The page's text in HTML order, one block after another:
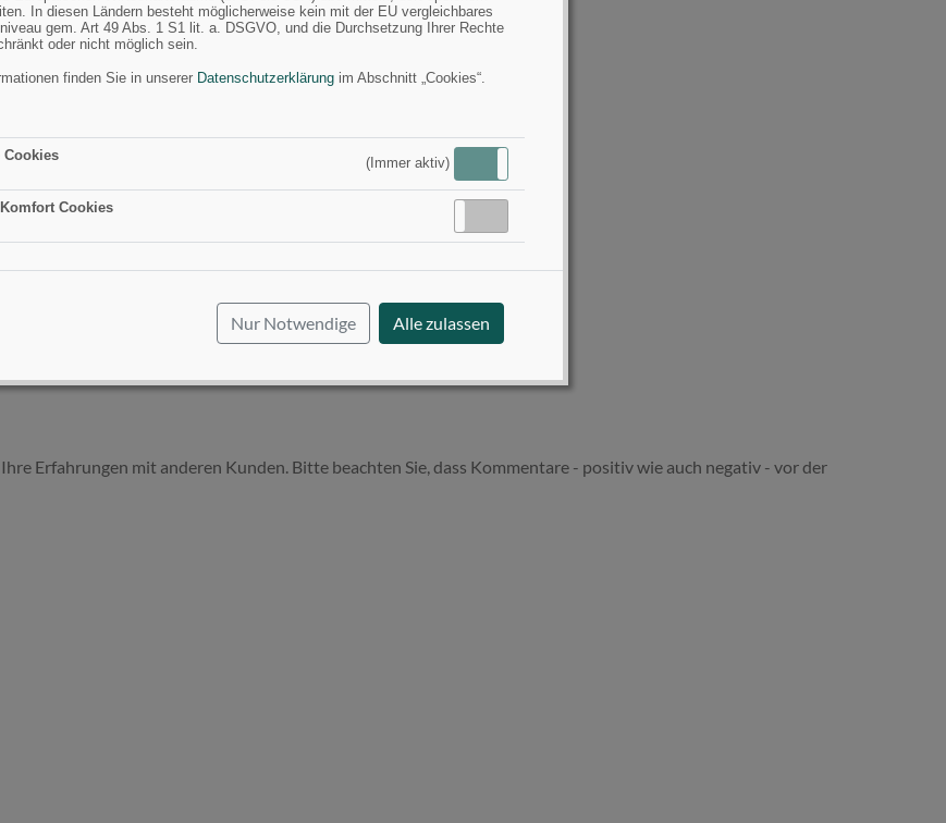
In diesen Ländern besteht möglicherweise kein mit der EU vergleichbares
gem. Art 49 Abs. 1 S1 lit. a. DSGVO, und die Durchsetzung Ihrer Rechte
oder nicht möglich sein.
finden Sie in unserer Datenschutzerklärung im Abschnitt „Cookies“.
Cookies (Immer aktiv)
Cookies
Nur Notwendige Alle zulassen
Stellen wie den
Teile rechtzeitig.
Ort auf, um
Behältern,
sich vor plötzlichen
durch scharfe
Verwenden Sie z. B.
stellen Sie sicher,
Erfahrungen mit anderen Kunden. Bitte beachten Sie, dass Kommentare - positiv wie auch negativ - vor der